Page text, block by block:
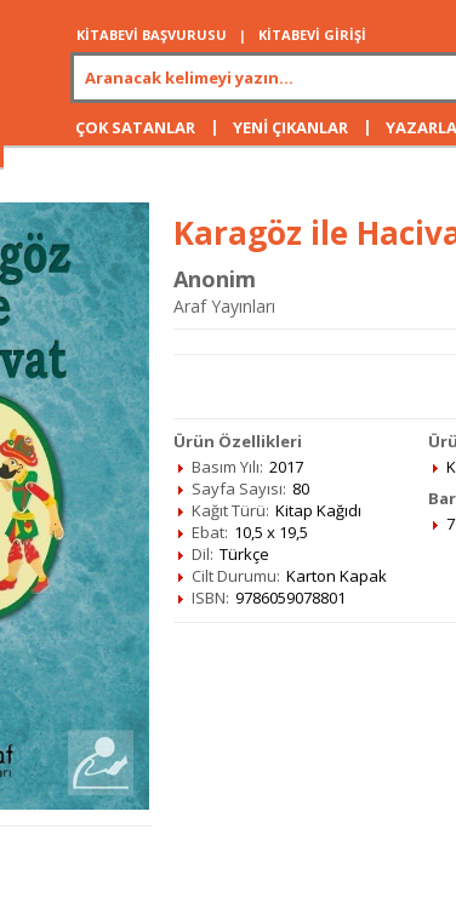
KİTABEVİ BAŞVURUSU | KİTABEVİ GİRİŞİ
ÇOK SATANLAR | YENİ ÇIKANLAR |
Karagöz ile
Anonim
Araf Yayınları
Ürün Özellikleri
Basım Yılı: 2017
Sayfa Sayısı: 80
Kağıt Türü: Kitap Kağıdı
Ebat: 10,5 x 19,5
Dil: Türkçe
Cilt Durumu: Karton Kapak
ISBN: 9786059078801